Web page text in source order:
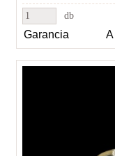
db
Garancia